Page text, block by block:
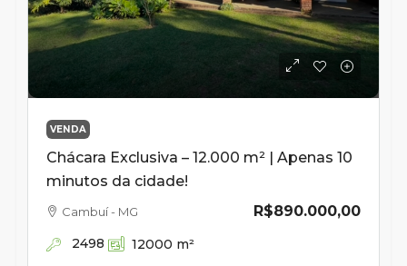
VENDA
Chácara Exclusiva – 12.000 m² | Apenas 10
minutos da cidade!
R$890.000,00
Cambuí - MG
2498 12000 m²